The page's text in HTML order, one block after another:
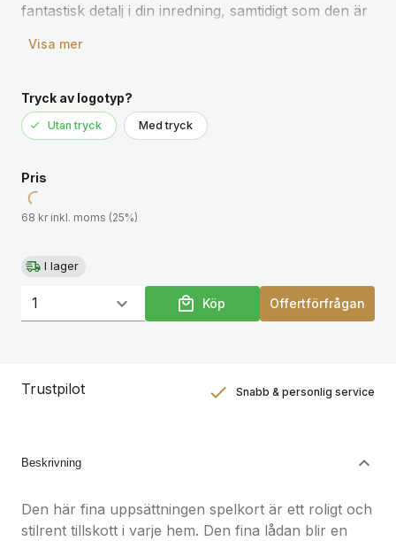
fantastisk detalj i din inredning, samtidigt som den är
för att spela kort.
Visa mer
Tryck av logotyp?
Utan tryck Med tryck
Pris
68 kr inkl. moms (25%)
I lager
Köp Offertförfrågan
Trustpilot Snabb & personlig service
Beskrivning
Den här fina uppsättningen spelkort är ett roligt och
stilrent tillskott i varje hem. Den fina lådan blir en